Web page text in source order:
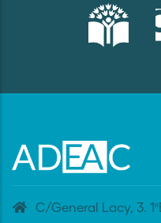
C/General Lacy, 3.